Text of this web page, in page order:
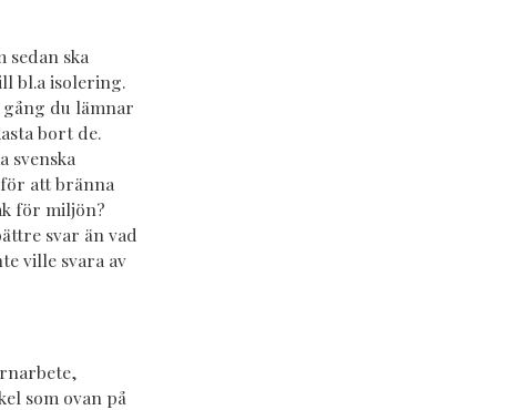
sedan ska
bl.a isolering.
du lämnar
bort de.
svenska
att bränna
för miljön?
svar än vad
ville svara av
som ovan på